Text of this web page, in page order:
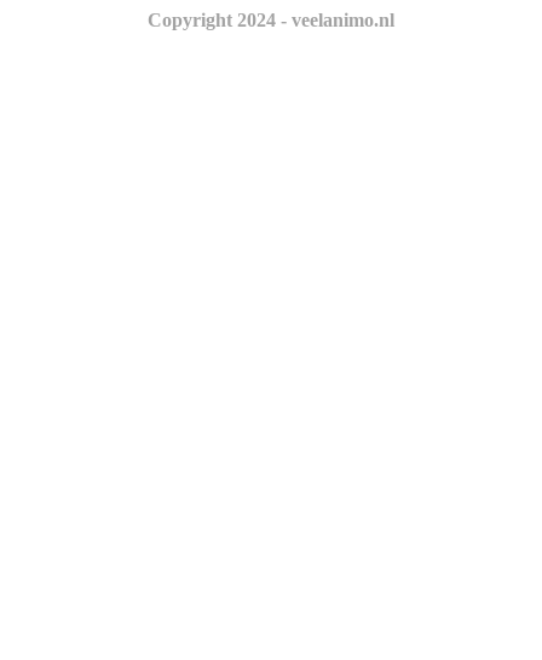
Copyright 2024 - veelanimo.nl